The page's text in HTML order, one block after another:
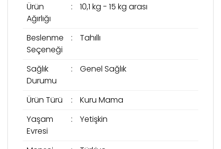
Ürün
Ağırlığı
: 10,1 kg - 15 kg arası
Beslenme
Seçeneği
: Tahıllı
Sağlık
Durumu
: Genel Sağlık
Ürün Türü :
Kuru Mama
Yaşam
Evresi
: Yetişkin